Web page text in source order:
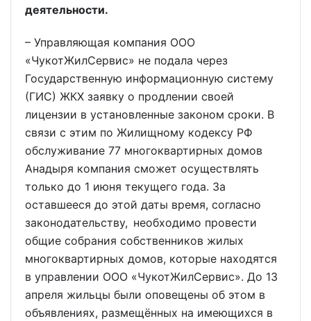
деятельности.
– Управляющая компания ООО
«ЧукотЖилСервис» не подала через
Государственную информационную систему
(ГИС) ЖКХ заявку о продлении своей
лицензии в установленные законом сроки. В
связи с этим по Жилищному кодексу РФ
обслуживание 77 многоквартирных домов
Анадыря компания сможет осуществлять
только до 1 июня текущего года. За
оставшееся до этой даты время, согласно
законодательству, необходимо провести
общие собрания собственников жилых
многоквартирных домов, которые находятся
в управлении ООО «ЧукотЖилСервис». До 13
апреля жильцы были оповещены об этом в
объявлениях, размещённых на имеющихся в